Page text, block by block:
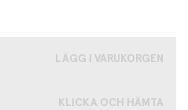
LÄGG I VARUKORGEN
KLICKA OCH HÄMTA